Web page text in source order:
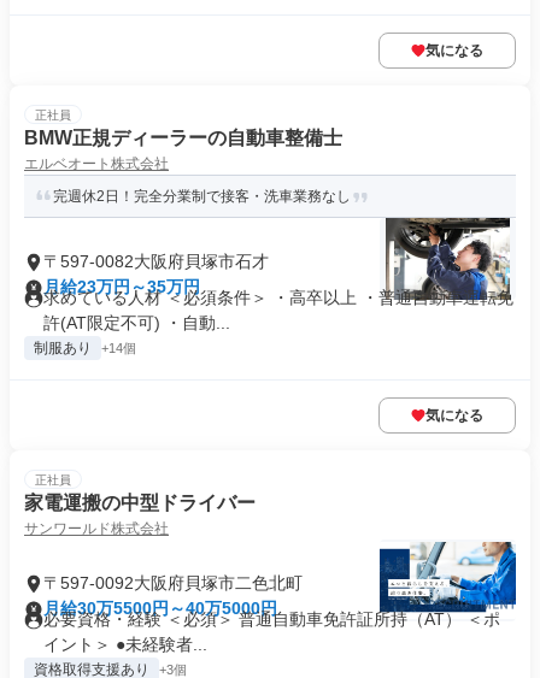
気になる
正社員
BMW正規ディーラーの自動車整備士
エルベオート株式会社
完週休2日！完全分業制で接客・洗車業務なし
〒597-0082大阪府貝塚市石才
月給23万円～35万円
求めている人材 ＜必須条件＞ ・高卒以上 ・普通自動車運転免
許(AT限定不可) ・自動...
制服あり +14個
気になる
正社員
家電運搬の中型ドライバー
サンワールド株式会社
〒597-0092大阪府貝塚市二色北町
月給30万5500円～40万5000円
必要資格・経験 ＜必須＞ 普通自動車免許証所持（AT） ＜ポ
イント＞ ●未経験者...
資格取得支援あり +3個